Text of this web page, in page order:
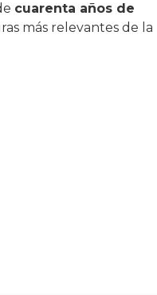
cuarenta años de
más relevantes de la